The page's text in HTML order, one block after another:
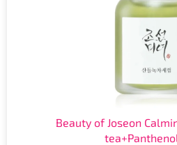
Beauty of Joseon